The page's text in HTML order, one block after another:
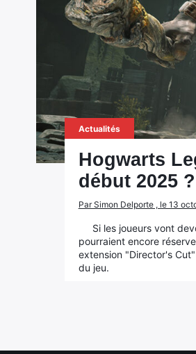
Actualités
Hogwarts
début 2025 ?
Par Simon Delporte , le 13
Si les joueurs vont
pourraient encore
extension "Director's
du jeu.